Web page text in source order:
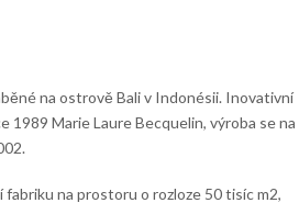
na ostrově Bali v Indonésii. Inovativní
1989 Marie Laure Becquelin, výroba se na
fabriku na prostoru o rozloze 50 tisíc m2,